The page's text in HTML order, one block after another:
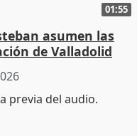
01:55
asumen las
de Valladolid